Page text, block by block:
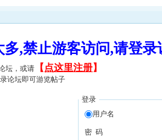
多,禁止游客访问,请登
坛，或请 【 点这里注册】
论坛即可游览帖子
登录
用户名
密 码